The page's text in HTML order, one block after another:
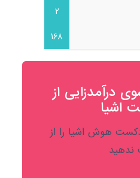
2
168
درآمدزایی از
اشیا
هوش اشیا را از